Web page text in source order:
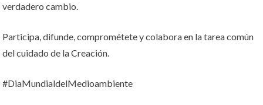
verdadero cambio.
Participa, difunde, comprométete y colabora en la tarea común
del cuidado de la Creación.
#DiaMundialdelMedioambiente